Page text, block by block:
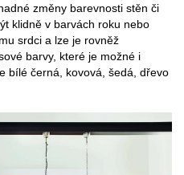
změny barevnosti stěn či
klidně v barvách roku nebo
srdci a lze je rovněž
barvy, které je možné i
bílé černá, kovová, šedá, dřevo